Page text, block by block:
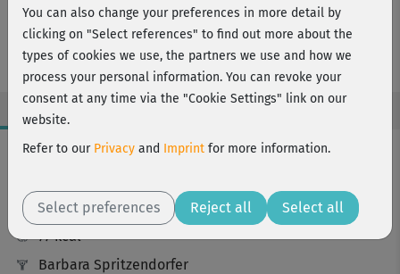
Barbaras Rücken-Workout - am
Boden
Workout Facts
15 Min
77 kcal
Barbara Spritzendorfer
You can also change your preferences in more detail by
clicking on "Select references" to find out more about the
types of cookies we use, the partners we use and how we
process your personal information. You can revoke your
consent at any time via the "Cookie Settings" link on our
website.
Refer to our Privacy and Imprint for more information.
Select preferences Reject all Select all